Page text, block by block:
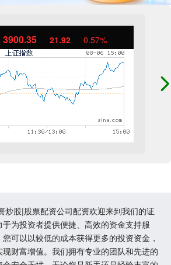
3900.35 21.92 0.57%
炒股|股票配资公司配资欢迎来到我们的证
为投资者提供便捷、高效的资金支持服
可以以较低的成本获得更多的投资资金，
财富增值。我们拥有专业的团队和先进的